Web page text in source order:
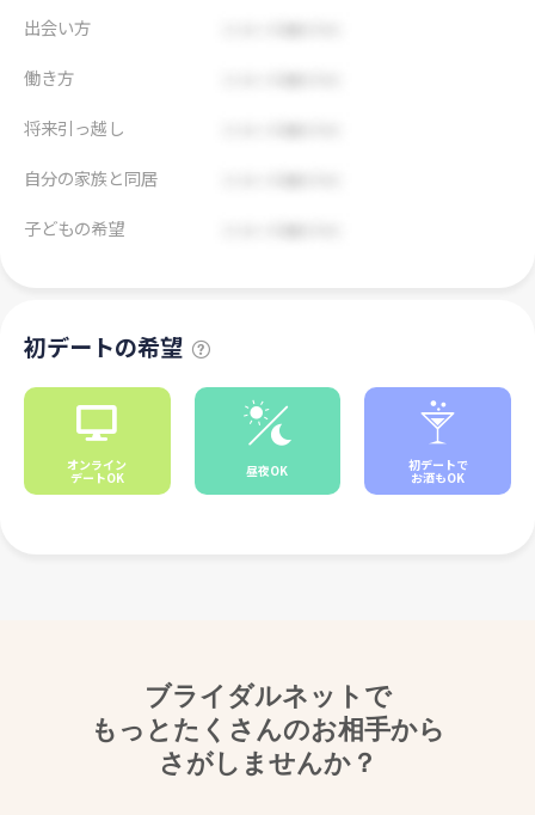
出会い方
働き方
将来引っ越し
自分の家族と同居
子どもの希望
初デートの希望
オンライン
デートOK 昼夜OK 初デートで
お酒もOK
ブライダルネットで
もっとたくさんのお相手から
さがしませんか？